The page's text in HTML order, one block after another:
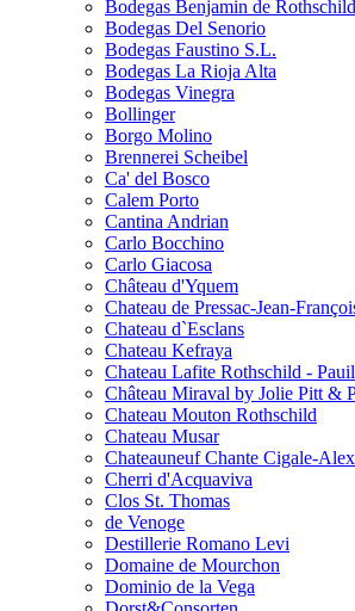
Bodegas Benjamin de
Bodegas Del Senorio
Bodegas Faustino S.L.
Bodegas La Rioja Alta
Bodegas Vinegra
Bollinger
Borgo Molino
Brennerei Scheibel
Ca' del Bosco
Calem Porto
Cantina Andrian
Carlo Bocchino
Carlo Giacosa
Château d'Yquem
Chateau de Pressac-Jean-
Chateau d`Esclans
Chateau Kefraya
Chateau Lafite Rothschild -
Château Miraval by Jolie Pitt &
Chateau Mouton Rothschild
Chateau Musar
Chateauneuf Chante Cigale-
Cherri d'Acquaviva
Clos St. Thomas
de Venoge
Destillerie Romano Levi
Domaine de Mourchon
Dominio de la Vega